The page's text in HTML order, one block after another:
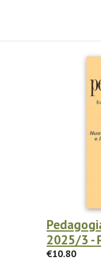
2025/3 -
€10.80